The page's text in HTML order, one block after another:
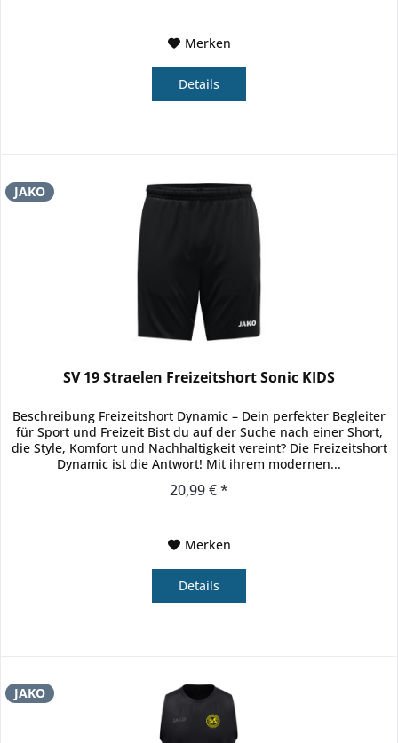
Merken
Details
JAKO
SV 19 Straelen Freizeitshort Sonic KIDS
Beschreibung Freizeitshort Dynamic – Dein perfekter Begleiter
für Sport und Freizeit Bist du auf der Suche nach einer Short,
die Style, Komfort und Nachhaltigkeit vereint? Die Freizeitshort
Dynamic ist die Antwort! Mit ihrem modernen...
20,99 € *
Merken
Details
JAKO